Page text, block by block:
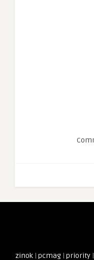
zinok | pcmag | priority |